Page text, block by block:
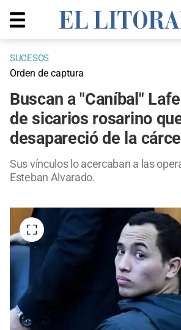
SUCESOS
Orden de captura
Buscan a "Caníbal"
de sicarios rosarino
desapareció de la
Sus vínculos lo acercaban a las
Esteban Alvarado.